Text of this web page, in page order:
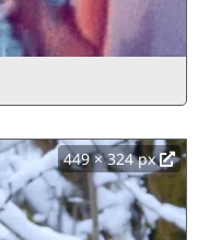
449 × 324 px